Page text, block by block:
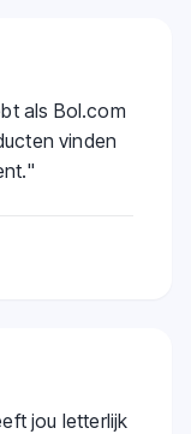
als Bol.com
vinden
"
jou letterlijk